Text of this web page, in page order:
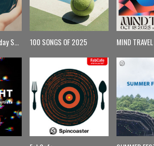
【月曜更新】Monday Spin 100 SONGS OF 2025 MIND TRAVEL